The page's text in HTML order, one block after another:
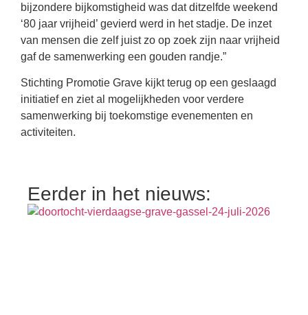
bijzondere bijkomstigheid was dat ditzelfde weekend
‘80 jaar vrijheid’ gevierd werd in het stadje. De inzet
van mensen die zelf juist zo op zoek zijn naar vrijheid
gaf de samenwerking een gouden randje.”
Stichting Promotie Grave kijkt terug op een geslaagd
initiatief en ziet al mogelijkheden voor verdere
samenwerking bij toekomstige evenementen en
activiteiten.
Eerder in het nieuws: